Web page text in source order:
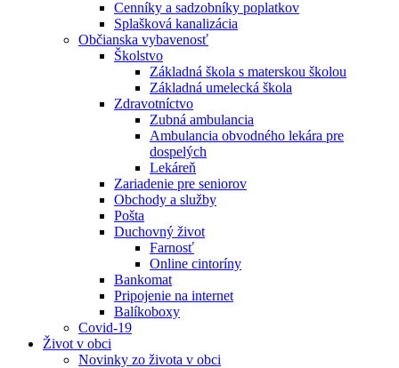
Cenníky a sadzobníky poplatkov
Splašková kanalizácia
Občianska vybavenosť
Školstvo
Základná škola s materskou školou
Základná umelecká škola
Zdravotníctvo
Zubná ambulancia
Ambulancia obvodného lekára pre
dospelých
Lekáreň
Zariadenie pre seniorov
Obchody a služby
Pošta
Duchovný život
Farnosť
Online cintoríny
Bankomat
Pripojenie na internet
Balíkoboxy
Covid-19
Život v obci
Novinky zo života v obci